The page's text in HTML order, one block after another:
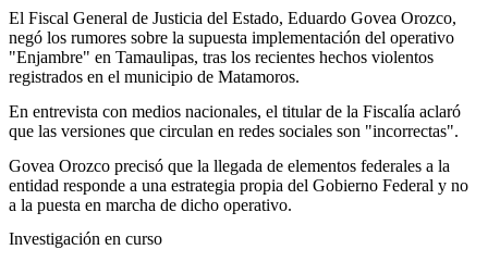
El Fiscal General de Justicia del Estado, Eduardo Govea Orozco,
negó los rumores sobre la supuesta implementación del operativo
"Enjambre" en Tamaulipas, tras los recientes hechos violentos
registrados en el municipio de Matamoros.
En entrevista con medios nacionales, el titular de la Fiscalía aclaró
que las versiones que circulan en redes sociales son "incorrectas".
Govea Orozco precisó que la llegada de elementos federales a la
entidad responde a una estrategia propia del Gobierno Federal y no
a la puesta en marcha de dicho operativo.
Investigación en curso